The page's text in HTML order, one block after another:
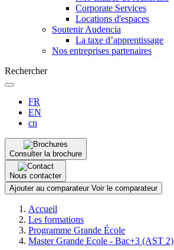
Corporate Services
Locations d'espaces
Soutenir Audencia
La taxe d’apprentissage
Nos entreprises partenaires
Rechercher
FR
EN
cn
Consulter la brochure
Nous contacter
Ajouter au comparateur Voir le comparateur
d'Ariane
Accueil
Les formations
Programme Grande École
Master Grande Ecole - Bac+3 (AST 2)